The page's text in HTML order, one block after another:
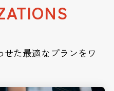
た最適なプランをワ